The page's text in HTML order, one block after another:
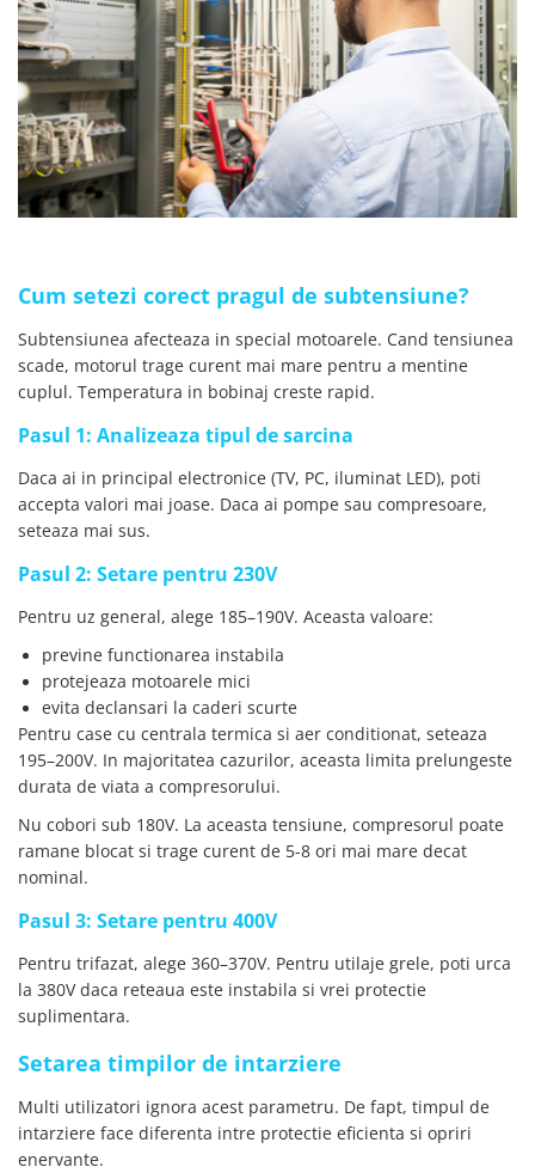
Cum setezi corect pragul de subtensiune?
Subtensiunea afecteaza in special motoarele. Cand tensiunea
scade, motorul trage curent mai mare pentru a mentine
cuplul. Temperatura in bobinaj creste rapid.
Pasul 1: Analizeaza tipul de sarcina
Daca ai in principal electronice (TV, PC, iluminat LED), poti
accepta valori mai joase. Daca ai pompe sau compresoare,
seteaza mai sus.
Pasul 2: Setare pentru 230V
Pentru uz general, alege 185–190V. Aceasta valoare:
previne functionarea instabila
protejeaza motoarele mici
evita declansari la caderi scurte
Pentru case cu centrala termica si aer conditionat, seteaza
195–200V. In majoritatea cazurilor, aceasta limita prelungeste
durata de viata a compresorului.
Nu cobori sub 180V. La aceasta tensiune, compresorul poate
ramane blocat si trage curent de 5-8 ori mai mare decat
nominal.
Pasul 3: Setare pentru 400V
Pentru trifazat, alege 360–370V. Pentru utilaje grele, poti urca
la 380V daca reteaua este instabila si vrei protectie
suplimentara.
Setarea timpilor de intarziere
Multi utilizatori ignora acest parametru. De fapt, timpul de
intarziere face diferenta intre protectie eficienta si opriri
enervante.